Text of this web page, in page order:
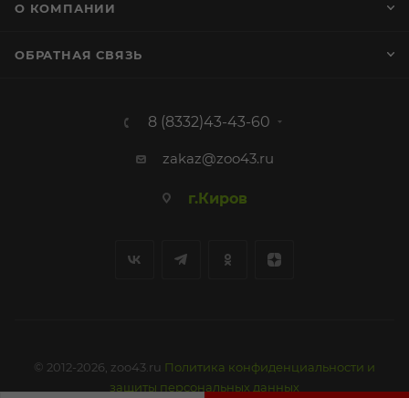
О КОМПАНИИ
ОБРАТНАЯ СВЯЗЬ
8 (8332)43-43-60
zakaz@zoo43.ru
г.Киров
© 2012-2026, zoo43.ru Политика конфиденциальности и
защиты персональных данных